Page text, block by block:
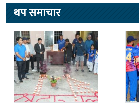
थप समाचार